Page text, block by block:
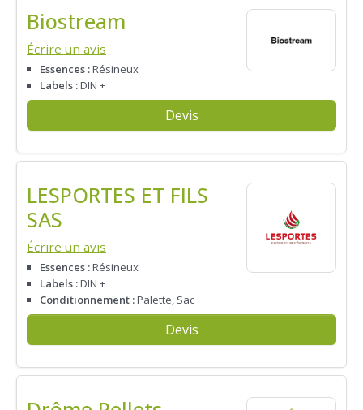
Biostream
Écrire un avis
Essences :Résineux
Labels :DIN +
Devis
LESPORTES ET FILS
SAS
Écrire un avis
Essences :Résineux
Labels :DIN +
Conditionnement :Palette, Sac
Devis